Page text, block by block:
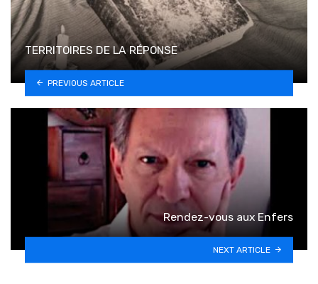
TERRITOIRES DE LA RÉPONSE
PREVIOUS ARTICLE
Rendez-vous aux Enfers
NEXT ARTICLE